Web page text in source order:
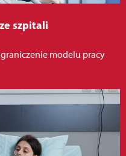
szpitali
modelu pracy